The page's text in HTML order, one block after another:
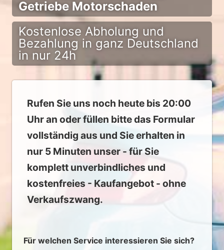
Getriebe Motorschaden
Kostenlose Abholung und
Bezahlung in ganz Deutschland
in nur 24h
Rufen Sie uns noch heute bis 20:00
Uhr an oder füllen bitte das Formular
vollständig aus und Sie erhalten in
nur 5 Minuten unser - für Sie
komplett unverbindliches und
kostenfreies - Kaufangebot - ohne
Verkaufszwang.
Für welchen Service interessieren Sie sich?